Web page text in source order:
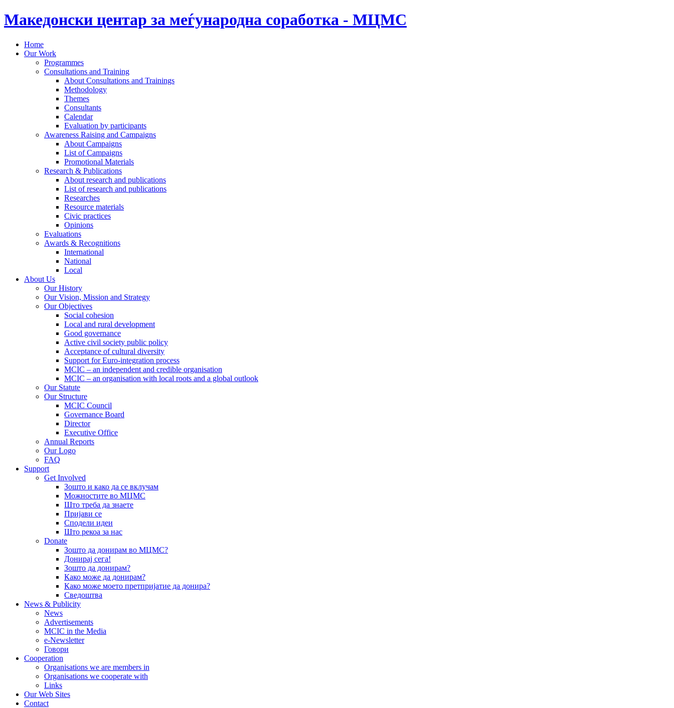
Македонски центар за меѓународна соработка - МЦМС
Home
Our Work
Programmes
Consultations and Training
About Consultations and Trainings
Methodology
Themes
Consultants
Calendar
Evaluation by participants
Awareness Raising and Campaigns
About Campaigns
List of Campaigns
Promotional Materials
Research & Publications
About research and publications
List of research and publications
Researches
Resource materials
Civic practices
Opinions
Evaluations
Awards & Recognitions
International
National
Local
About Us
Our History
Our Vision, Mission and Strategy
Our Objectives
Social cohesion
Local and rural development
Good governance
Active civil society public policy
Acceptance of cultural diversity
Support for Euro-integration process
MCIC – an independent and credible organisation
MCIC – an organisation with local roots and a global outlook
Our Statute
Our Structure
MCIC Council
Governance Board
Director
Executive Office
Annual Reports
Our Logo
FAQ
Support
Get Involved
Зошто и како да се вклучам
Можностите во МЦМС
Што треба да знаете
Пријави се
Сподели идеи
Што рекоа за нас
Donate
Зошто да донирам во МЦМС?
Донирај сега!
Зошто да донирам?
Како може да донирам?
Како може моето претпријатие да донира?
Сведоштва
News & Publicity
News
Advertisements
MCIC in the Media
e-Newsletter
Говори
Cooperation
Organisations we are members in
Organisations we cooperate with
Links
Our Web Sites
Contact